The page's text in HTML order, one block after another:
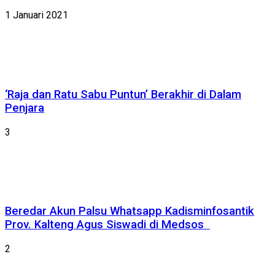
1 Januari 2021
‘Raja dan Ratu Sabu Puntun’ Berakhir di Dalam
Penjara
3
Beredar Akun Palsu Whatsapp Kadisminfosantik
Prov. Kalteng Agus Siswadi di Medsos
2